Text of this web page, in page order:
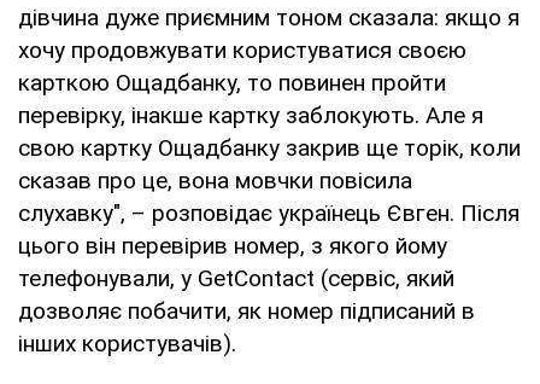
дівчина дуже приємним тоном сказала: якщо я
хочу продовжувати користуватися своєю
карткою Ощадбанку, то повинен пройти
перевірку, інакше картку заблокують. Але я
свою картку Ощадбанку закрив ще торік, коли
сказав про це, вона мовчки повісила
слухавку", – розповідає українець Євген. Після
цього він перевірив номер, з якого йому
телефонували, у GetContact (сервіс, який
дозволяє побачити, як номер підписаний в
інших користувачів).